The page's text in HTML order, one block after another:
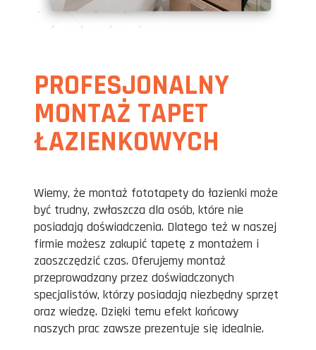
PROFESJONALNY
MONTAŻ TAPET
ŁAZIENKOWYCH
Wiemy, że montaż fototapety do łazienki może
być trudny, zwłaszcza dla osób, które nie
posiadają doświadczenia. Dlatego też w naszej
firmie możesz zakupić tapetę z montażem i
zaoszczędzić czas. Oferujemy montaż
przeprowadzany przez doświadczonych
specjalistów, którzy posiadają niezbędny sprzęt
oraz wiedzę. Dzięki temu efekt końcowy
naszych prac zawsze prezentuje się idealnie.